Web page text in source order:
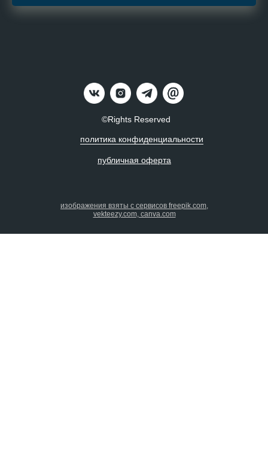
©Rights Reserved
политика конфиденциальности
изображения взяты с сервисов freepik.com,
vekteezy.com, canva.com
публичная оферта